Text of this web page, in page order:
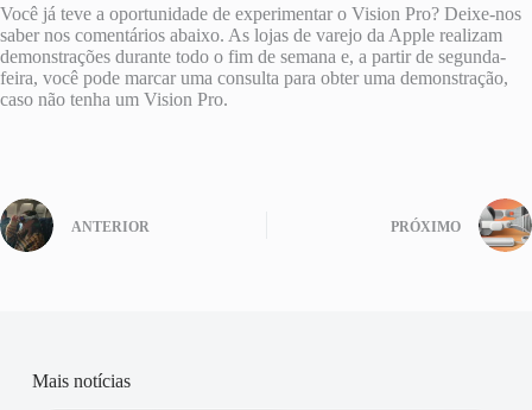
Você já teve a oportunidade de experimentar o Vision Pro? Deixe-nos
saber nos comentários abaixo. As lojas de varejo da Apple realizam
demonstrações durante todo o fim de semana e, a partir de segunda-
feira, você pode marcar uma consulta para obter uma demonstração,
caso não tenha um Vision Pro.
ANTERIOR PRÓXIMO
Mais notícias